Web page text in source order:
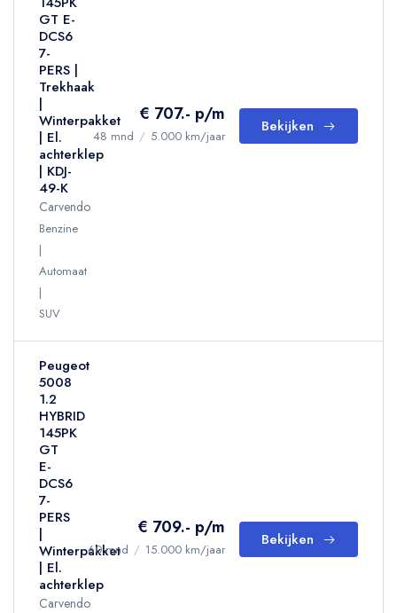
GT E-
DCS6
7-
PERS |
Trekhaak
|
Winterpakket
| El.
achterklep
| KDJ-
49-K
Carvendo
Benzine
Automaat
SUV
€ 707.- p/m
48 mnd / 5.000 km/jaar
Bekijken
Peugeot
5008
1.2
HYBRID
145PK
GT
E-
DCS6
7-
PERS
|
Winterpakket
| El.
achterklep
Carvendo
€ 709.- p/m
60 mnd / 15.000 km/jaar
Bekijken